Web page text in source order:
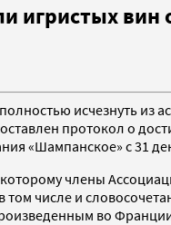
игристых
исчезнуть
протокол о
«Шампанское» с 31
члены
числе и
во